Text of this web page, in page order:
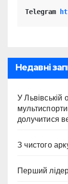
Telegram
Недавні
У Львівській
долучитися
З чистого
Перший